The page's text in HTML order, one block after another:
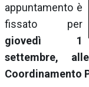
appuntamento è
fissato per
giovedì 1
settembre,
Coordinamento